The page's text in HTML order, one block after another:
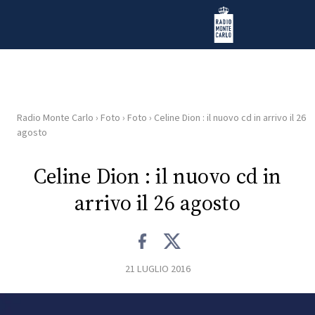
Radio Monte Carlo
HOME
RADIO
Radio Monte Carlo › Foto › Foto › Celine Dion : il nuovo cd in arrivo il 26
agosto
Celine Dion : il nuovo cd in
arrivo il 26 agosto
21 LUGLIO 2016